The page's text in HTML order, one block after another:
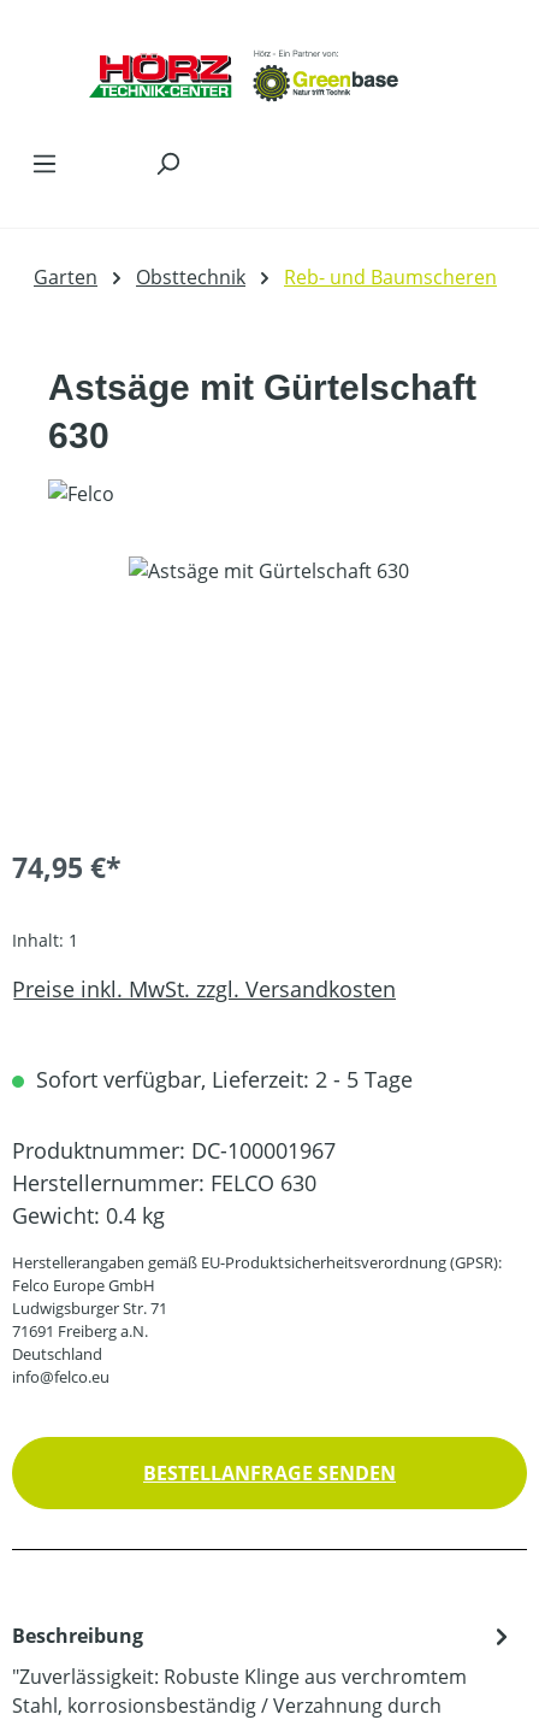
Garten Obsttechnik Reb- und Baumscheren
Astsäge mit Gürtelschaft
630
Bildergalerie überspringen
74,95 €*
Inhalt: 1
Preise inkl. MwSt. zzgl. Versandkosten
Sofort verfügbar, Lieferzeit: 2 - 5 Tage
Produktnummer: DC-100001967
Herstellernummer: FELCO 630
Gewicht: 0.4 kg
Herstellerangaben gemäß EU-Produktsicherheitsverordnung (GPSR):
Felco Europe GmbH
Ludwigsburger Str. 71
71691 Freiberg a.N.
Deutschland
info@felco.eu
BESTELLANFRAGE SENDEN
Beschreibung
"Zuverlässigkeit: Robuste Klinge aus verchromtem
Stahl, korrosionsbeständig / Verzahnung durch